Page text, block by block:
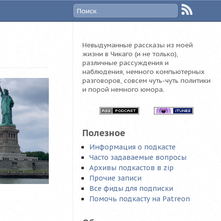
Невыдуманные рассказы из моей
жизни в Чикаго (и не только),
различные рассуждения и
наблюдения, немного компьютерных
разговоров, совсем чуть-чуть политики
и порой немного юмора.
Полезное
Информация о подкасте
Часто задаваемые вопросы
Архивы подкастов в zip
Прочие записи
Все фиды для подписки
Помочь подкасту на Patreon